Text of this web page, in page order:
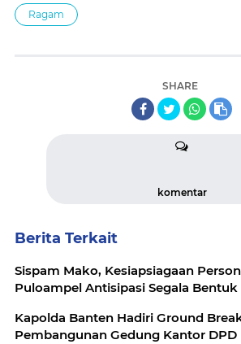
Ragam
SHARE
komentar
Berita Terkait
Sispam Mako, Kesiapsiagaan
Puloampel Antisipasi Segala
Kapolda Banten Hadiri Ground
Pembangunan Gedung Kantor DPD